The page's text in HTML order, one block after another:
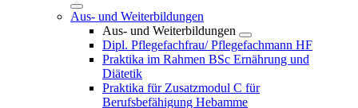
Aus- und Weiterbildungen
Aus- und Weiterbildungen
Dipl. Pflegefachfrau/ Pflegefachmann HF
Praktika im Rahmen BSc Ernährung und
Diätetik
Praktika für Zusatzmodul C für
Berufsbefähigung Hebamme